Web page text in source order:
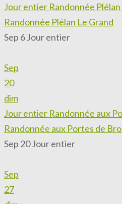
Jour entier Randonnée
Randonnée Plélan Le Grand
Sep 6Jour entier
Sep
20
dim
Jour entier Randonnée aux
Randonnée aux Portes de
Sep 20Jour entier
Sep
27